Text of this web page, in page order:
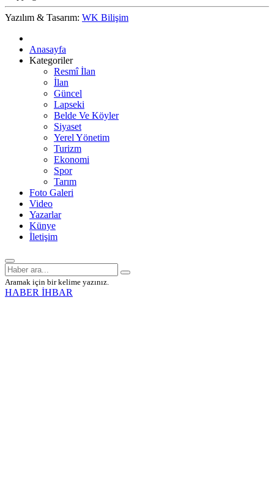
Yazılım & Tasarım: WK Bilişim
Anasayfa
Kategoriler
Resmî İlan
İlan
Güncel
Lapseki
Belde Ve Köyler
Siyaset
Yerel Yönetim
Turizm
Ekonomi
Spor
Tarım
Foto Galeri
Video
Yazarlar
Künye
İletişim
Aramak için bir kelime yazınız.
HABER İHBAR